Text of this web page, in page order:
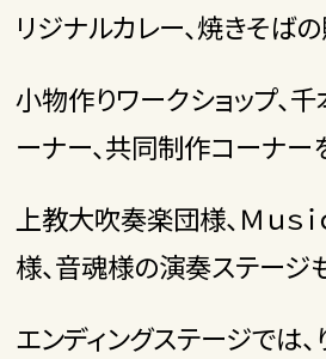
リジナルカレー、焼きそば
小物作りワークショップ、
ーナー、共同制作コーナー
上教大吹奏楽団様、Ｍｕｓｉ
様、音魂様の演奏ステージ
エンディングステージでは